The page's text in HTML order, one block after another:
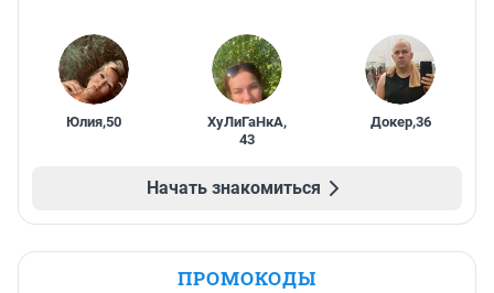
Юлия,50 ХуЛиГаНкА,
43
Докер,36
Начать знакомиться
ПРОМОКОДЫ